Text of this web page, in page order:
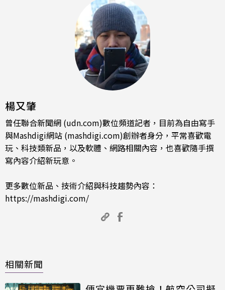
楊又肇
曾任聯合新聞網 (udn.com)數位頻道記者，目前為自由寫手
與Mashdigi網站 (mashdigi.com)創辦者身分，平常喜歡電
玩、科技類新品，以及軟體、網路相關內容，也喜歡隨手撰
寫內容介紹新玩意。
更多數位新品、技術介紹與科技趨勢內容：
https://mashdigi.com/
相關新聞